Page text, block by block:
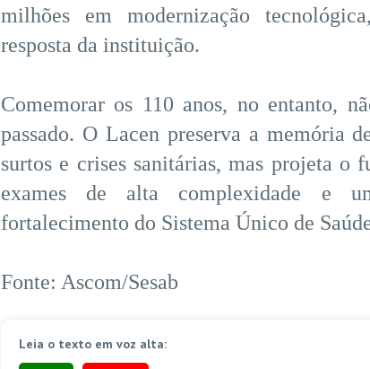
milhões em modernização
resposta da instituição.
Comemorar os 110 anos, no entanto,
passado. O Lacen preserva a memória
surtos e crises sanitárias, mas projeta o
exames de alta complexidade e
fortalecimento do Sistema Único de
Fonte: Ascom/Sesab
Leia o texto em voz alta: